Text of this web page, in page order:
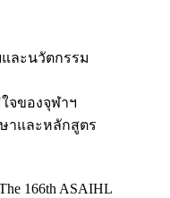
และนวัตกรรม
จของจุฬาฯ
าและหลักสูตร
166th ASAIHL